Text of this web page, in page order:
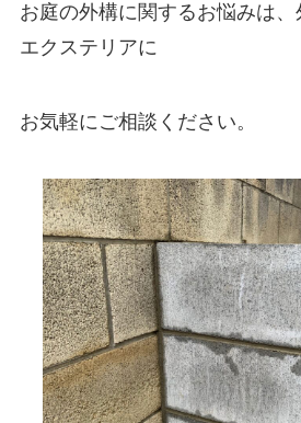
お庭の外構に関するお悩みは
エクステリアに
お気軽にご相談ください。